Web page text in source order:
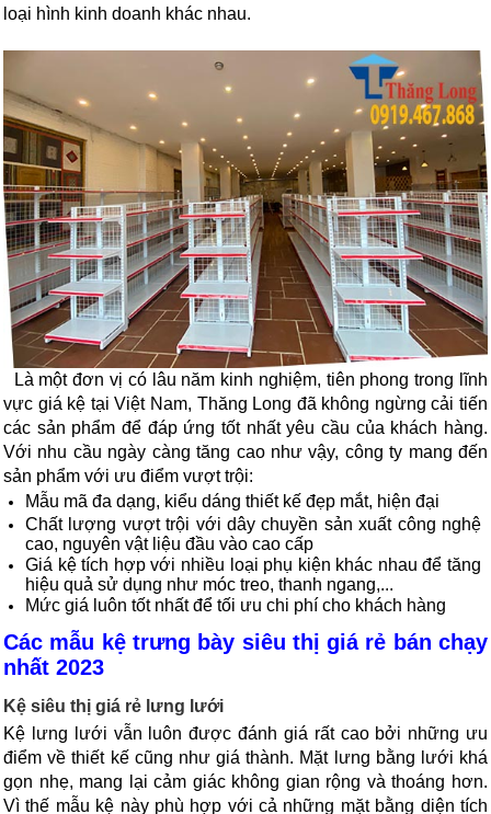
loại hình kinh doanh khác nhau.
vực giá kệ tại Việt Nam, Thăng Long đã không ngừng cải tiến
các sản phẩm để đáp ứng tốt nhất yêu cầu của khách hàng.
Với nhu cầu ngày càng tăng cao như vậy, công ty mang đến
sản phẩm với ưu điểm vượt trội:
Mẫu mã đa dạng, kiểu dáng thiết kế đẹp mắt, hiện đại
Chất lượng vượt trội với dây chuyền sản xuất công nghệ
cao, nguyên vật liệu đầu vào cao cấp
Giá kệ tích hợp với nhiều loại phụ kiện khác nhau để tăng
hiệu quả sử dụng như móc treo, thanh ngang,...
Mức giá luôn tốt nhất để tối ưu chi phí cho khách hàng
Các mẫu kệ trưng bày siêu thị giá rẻ bán chạy
nhất 2023
Kệ siêu thị giá rẻ lưng lưới
Kệ lưng lưới vẫn luôn được đánh giá rất cao bởi những ưu
điểm về thiết kế cũng như giá thành. Mặt lưng bằng lưới khá
gọn nhẹ, mang lại cảm giác không gian rộng và thoáng hơn.
Vì thế mẫu kệ này phù hợp với cả những mặt bằng diện tích